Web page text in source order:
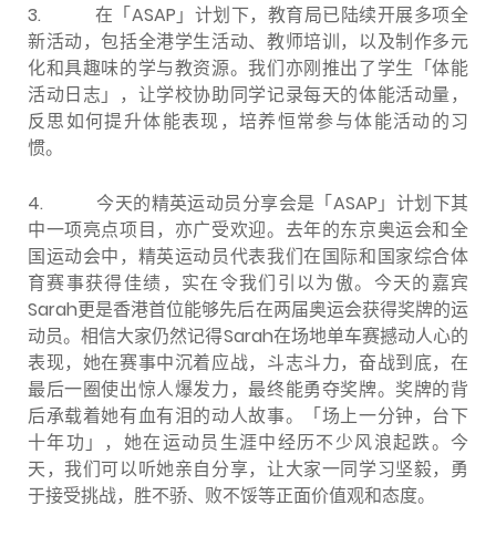
3.
在「ASAP」计划下，教育局已陆续开展多项全
新活动，包括全港学生活动、教师培训，以及制作多元
化和具趣味的学与教资源。我们亦刚推出了学生「体能
活动日志」，让学校协助同学记录每天的体能活动量，
反思如何提升体能表现，培养恒常参与体能活动的习
惯。
4.
今天的精英运动员分享会是「ASAP」计划下其
中一项亮点项目，亦广受欢迎。去年的东京奥运会和全
国运动会中，精英运动员代表我们在国际和国家综合体
育赛事获得佳绩，实在令我们引以为傲。今天的嘉宾
Sarah更是香港首位能够先后在两届奥运会获得奖牌的运
动员。相信大家仍然记得Sarah在场地单车赛撼动人心的
表现，她在赛事中沉着应战，斗志斗力，奋战到底，在
最后一圈使出惊人爆发力，最终能勇夺奖牌。奖牌的背
后承载着她有血有泪的动人故事。「场上一分钟，台下
十年功」，她在运动员生涯中经历不少风浪起跌。今
天，我们可以听她亲自分享，让大家一同学习坚毅，勇
于接受挑战，胜不骄、败不馁等正面价值观和态度。